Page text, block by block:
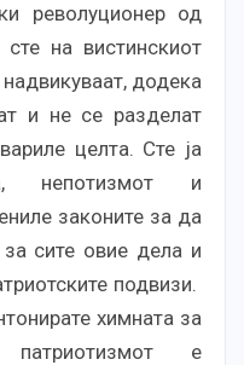
револуционер од
на вистинскиот
додека
и не се разделат
целта. Сте ја
непотизмот и
законите за да
сите овие дела и
подвизи.
химната за
е